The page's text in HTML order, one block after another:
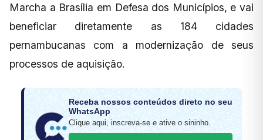
Marcha a Brasília em Defesa dos Municípios, e vai
beneficiar diretamente as 184 cidades
pernambucanas com a modernização de seus
processos de aquisição.
Receba nossos conteúdos direto no seu
WhatsApp
Clique aqui, inscreva-se e ative o sininho.